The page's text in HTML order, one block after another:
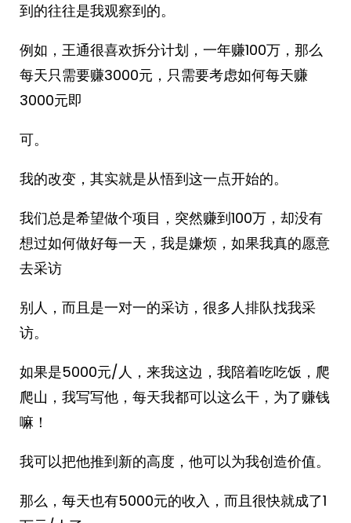
到的往往是我观察到的。
例如，王通很喜欢拆分计划，一年赚100万，那么
每天只需要赚3000元，只需要考虑如何每天赚
3000元即
可。
我的改变，其实就是从悟到这一点开始的。
我们总是希望做个项目，突然赚到100万，却没有
想过如何做好每一天，我是嫌烦，如果我真的愿意
去采访
别人，而且是一对一的采访，很多人排队找我采
访。
如果是5000元/人，来我这边，我陪着吃吃饭，爬
爬山，我写写他，每天我都可以这么干，为了赚钱
嘛！
我可以把他推到新的高度，他可以为我创造价值。
那么，每天也有5000元的收入，而且很快就成了1